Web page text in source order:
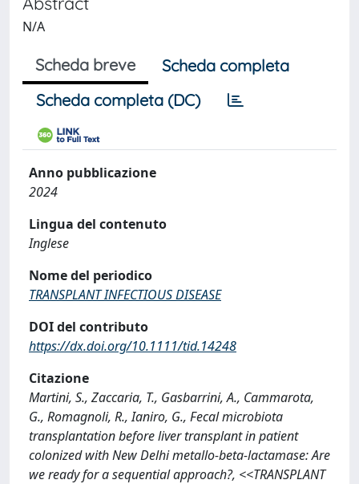
N/A
Scheda breve
Scheda completa
Scheda completa (DC)
Anno pubblicazione
2024
Lingua del contenuto
Inglese
Nome del periodico
TRANSPLANT INFECTIOUS DISEASE
DOI del contributo
https://dx.doi.org/10.1111/tid.14248
Citazione
Martini, S., Zaccaria, T., Gasbarrini, A., Cammarota,
G., Romagnoli, R., Ianiro, G., Fecal microbiota
transplantation before liver transplant in patient
colonized with New Delhi metallo-beta-lactamase: Are
we ready for a sequential approach?, <<TRANSPLANT